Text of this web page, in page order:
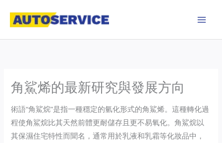
角鯊烯的最新研究與發展方向
術語“角鯊烷”是指一種穩定的氫化形式的角鯊烯。這種轉化過
程使角鯊烷比其天然前體更耐儲存且更不易氧化。角鯊烷以
其保濕住宅特性而聞名，通常用於乳液和乳霜等化妝品中，